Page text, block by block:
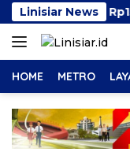
Langsung
ke
konten
Linisiar News
Rp130 Miliar
HOME METRO